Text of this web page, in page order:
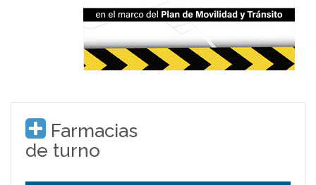
Farmacias
de turno